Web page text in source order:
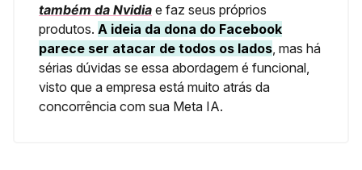
também da Nvidia e faz seus próprios
produtos. A ideia da dona do Facebook
parece ser atacar de todos os lados, mas há
sérias dúvidas se essa abordagem é funcional,
visto que a empresa está muito atrás da
concorrência com sua Meta IA.